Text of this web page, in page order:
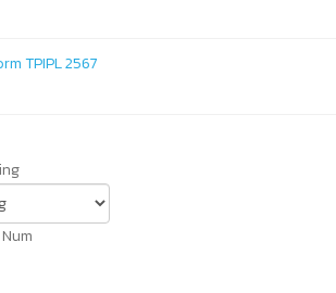
TPIPL 2567